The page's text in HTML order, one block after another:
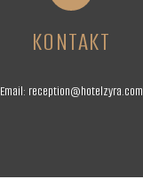
KONTAKT
Email: reception@hotelzyra.com